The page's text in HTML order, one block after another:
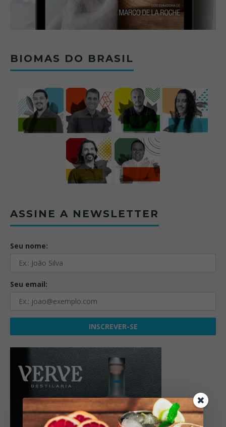
BIOMAS DO BRASIL
ASSINE A NEWSLETTER
Seu nome:
Seu email: